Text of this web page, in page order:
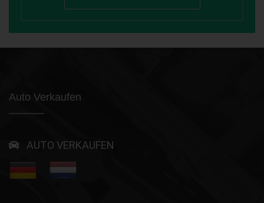
Auto Verkaufen
AUTO VERKAUFEN